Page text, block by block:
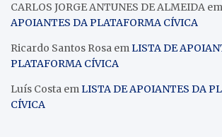
CARLOS JORGE ANTUNES DE ALMEIDA em
APOIANTES DA PLATAFORMA CÍVICA
Ricardo Santos Rosa emLISTA DE
PLATAFORMA CÍVICA
Luís Costa emLISTA DE APOIANTES DA
CÍVICA